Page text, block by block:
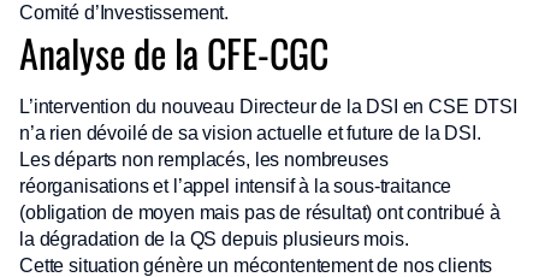
Comité d’Investissement.
Analyse de la CFE-CGC
L’intervention du nouveau Directeur de la DSI en CSE DTSI
n’a rien dévoilé de sa vision actuelle et future de la DSI.
Les départs non remplacés, les nombreuses
réorganisations et l’appel intensif à la sous-traitance
(obligation de moyen mais pas de résultat) ont contribué à
la dégradation de la QS depuis plusieurs mois.
Cette situation génère un mécontentement de nos clients